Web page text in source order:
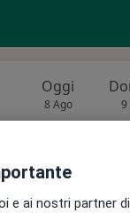
Oggi
8 Ago 9
Non ci
Chiedi di
e ai nostri partner